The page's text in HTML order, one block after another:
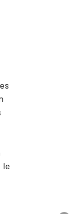
le